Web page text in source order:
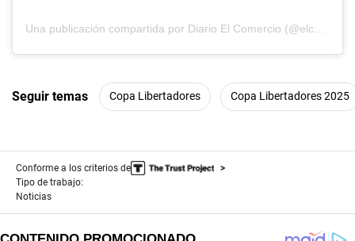
Seguir temas Copa Libertadores Copa Libertadores 2025
Conforme a los criterios de
Tipo de trabajo:
Noticias